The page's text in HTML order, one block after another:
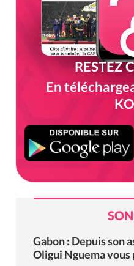
RESTEZ
En
Gabon : Depuis son
Oligui Nguema